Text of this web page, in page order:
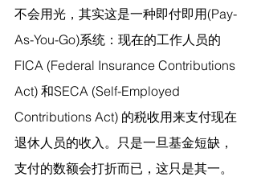
不会用光，其实这是一种即付即用(Pay-
As-You-Go)系统：现在的工作人员的
FICA (Federal Insurance Contributions
Act) 和SECA (Self-Employed
Contributions Act) 的税收用来支付现在
退休人员的收入。只是一旦基金短缺，
支付的数额会打折而已，这只是其一。